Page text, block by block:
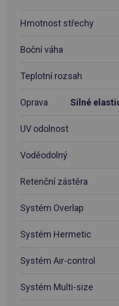
Hmotnost střechy
Boční váha
Teplotní rozsah
Oprava Silné
UV odolnost
Voděodolný
Retenční zástěra
Systém Overlap
Systém Hermetic
Systém Air-control
Systém Multi-size